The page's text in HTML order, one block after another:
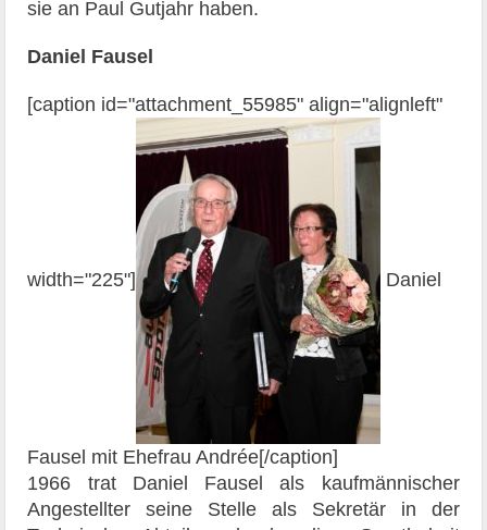
sie an Paul Gutjahr haben.
Daniel Fausel
[caption id="attachment_55985" align="alignleft"
width="225"] Daniel
Fausel mit Ehefrau Andrée[/caption]
1966 trat Daniel Fausel als kaufmännischer
Angestellter seine Stelle als Sekretär in der